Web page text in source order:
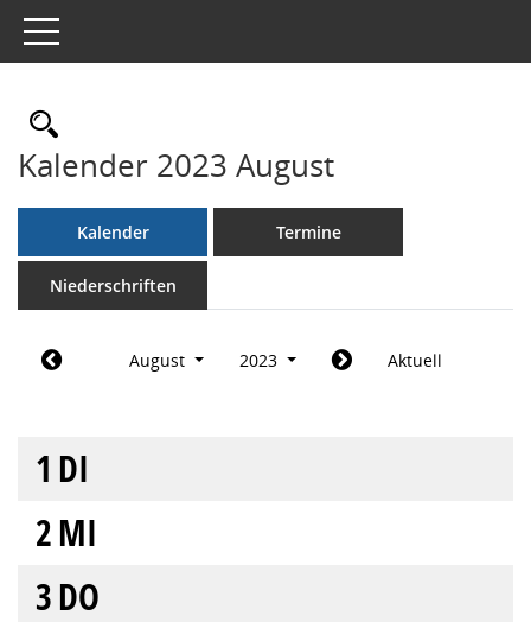
Toggle navigation
Rechercheauswahl
Kalender 2023 August
Kalender Termine
Niederschriften
August 2023 Aktuell
1 DI
2MI
3DO